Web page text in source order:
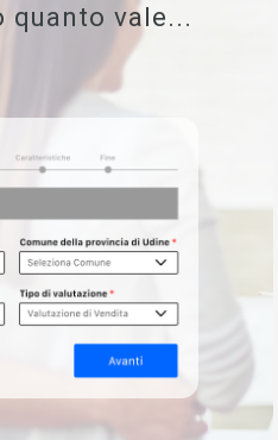
quanto vale...